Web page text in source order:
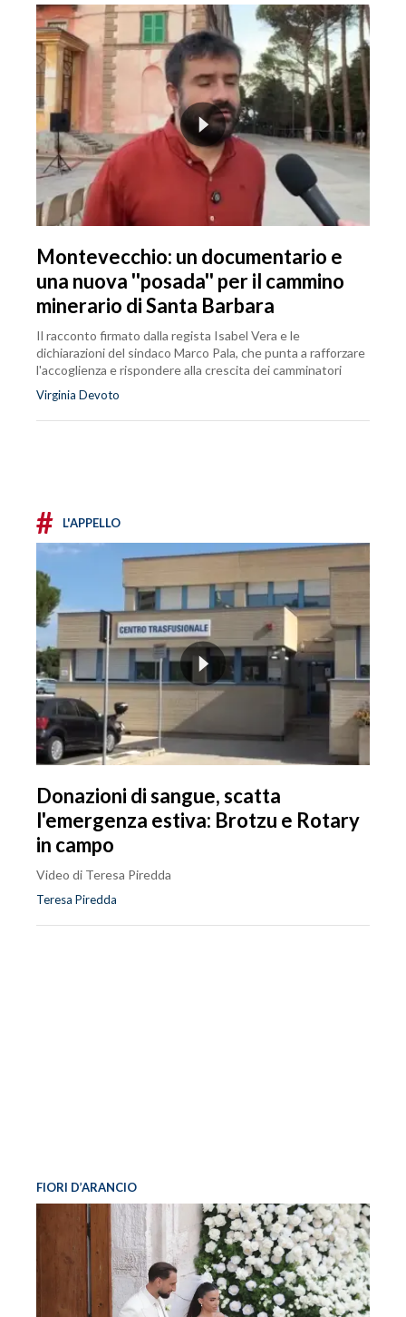
Montevecchio: un documentario e
una nuova ''posada'' per il cammino
minerario di Santa Barbara
Il racconto firmato dalla regista Isabel Vera e le
dichiarazioni del sindaco Marco Pala, che punta a rafforzare
l'accoglienza e rispondere alla crescita dei camminatori
Virginia Devoto
# L'APPELLO
Donazioni di sangue, scatta
l'emergenza estiva: Brotzu e Rotary
in campo
Video di Teresa Piredda
Teresa Piredda
FIORI D’ARANCIO